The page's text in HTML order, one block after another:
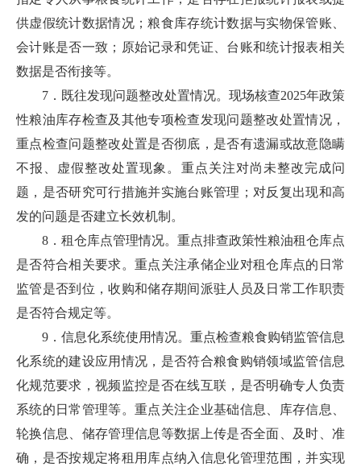
供虚假统计数据情况；粮食库存统计数据与实物保管账、
会计账是否一致；原始记录和凭证、台账和统计报表相关
数据是否衔接等。
7．既往发现问题整改处置情况。现场核查2025年政策
性粮油库存检查及其他专项检查发现问题整改处置情况，
重点检查问题整改处置是否彻底，是否有遗漏或故意隐瞒
不报、虚假整改处置现象。重点关注对尚未整改完成问
题，是否研究可行措施并实施台账管理；对反复出现和高
发的问题是否建立长效机制。
8．租仓库点管理情况。重点排查政策性粮油租仓库点
是否符合相关要求。重点关注承储企业对租仓库点的日常
监管是否到位，收购和储存期间派驻人员及日常工作职责
是否符合规定等。
9．信息化系统使用情况。重点检查粮食购销监管信息
化系统的建设应用情况，是否符合粮食购销领域监管信息
化规范要求，视频监控是否在线互联，是否明确专人负责
系统的日常管理等。重点关注企业基础信息、库存信息、
轮换信息、储存管理信息等数据上传是否全面、及时、准
确，是否按规定将租用库点纳入信息化管理范围，并实现